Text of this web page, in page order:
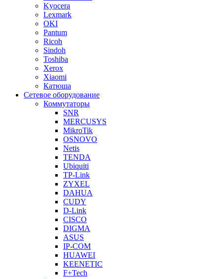
Kyocera
Lexmark
OKI
Pantum
Ricoh
Sindoh
Toshiba
Xerox
Xiaomi
Катюша
Сетевое оборудование
Коммутаторы
SNR
MERCUSYS
MikroTik
OSNOVO
Netis
TENDA
Ubiquiti
TP-Link
ZYXEL
DAHUA
CUDY
D-Link
CISCO
DIGMA
ASUS
IP-COM
HUAWEI
KEENETIC
F+Tech